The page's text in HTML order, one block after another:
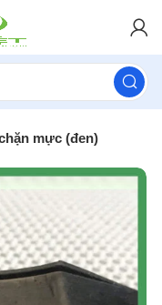
mực (đen)